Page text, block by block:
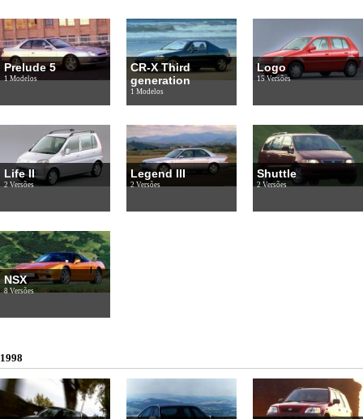
Prelude 5
1 Modelos
CR-X Third
generation
1 Modelos
Logo
15 Versões
Life II
2 Versões
Legend III
2 Versões
Shuttle
2 Versões
NSX
8 Versões
1998